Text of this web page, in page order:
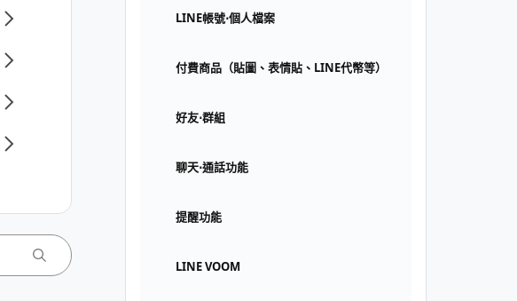
LINE帳號⋅個人檔案
付費商品（貼圖、表情貼、LINE代幣等）
好友⋅群組
聊天⋅通話功能
提醒功能
LINE VOOM